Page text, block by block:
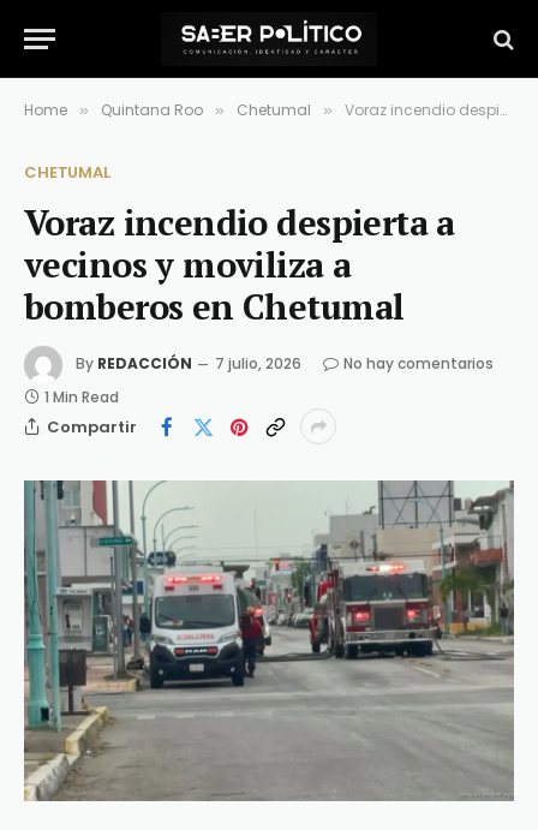
Home » Quintana Roo » Chetumal » Voraz incendio despierta a vecinos y moviliza a bomberos en Chetumal
CHETUMAL
Voraz incendio despierta a
vecinos y moviliza a
bomberos en Chetumal
By REDACCIÓN 7 julio, 2026
No hay comentarios
1 Min Read
Compartir